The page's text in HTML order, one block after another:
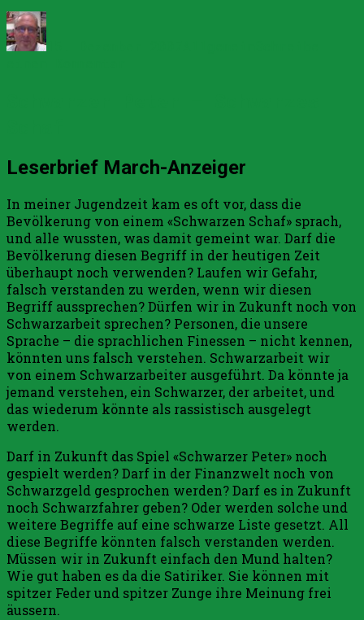
Autor
Veröffentlicht
am
Leserbrief March-Anzeiger
In meiner Jugendzeit kam es oft vor, dass die
Bevölkerung von einem «Schwarzen Schaf» sprach,
und alle wussten, was damit gemeint war. Darf die
Bevölkerung diesen Begriff in der heutigen Zeit
überhaupt noch verwenden? Laufen wir Gefahr,
falsch verstanden zu werden, wenn wir diesen
Begriff aussprechen? Dürfen wir in Zukunft noch von
Schwarzarbeit sprechen? Personen, die unsere
Sprache – die sprachlichen Finessen – nicht kennen,
könnten uns falsch verstehen. Schwarzarbeit wir
von einem Schwarzarbeiter ausgeführt. Da könnte ja
jemand verstehen, ein Schwarzer, der arbeitet, und
das wiederum könnte als rassistisch ausgelegt
werden.
Darf in Zukunft das Spiel «Schwarzer Peter» noch
gespielt werden? Darf in der Finanzwelt noch von
Schwarzgeld gesprochen werden? Darf es in Zukunft
noch Schwarzfahrer geben? Oder werden solche und
weitere Begriffe auf eine schwarze Liste gesetzt. All
diese Begriffe könnten falsch verstanden werden.
Müssen wir in Zukunft einfach den Mund halten?
Wie gut haben es da die Satiriker. Sie können mit
spitzer Feder und spitzer Zunge ihre Meinung frei
äussern.